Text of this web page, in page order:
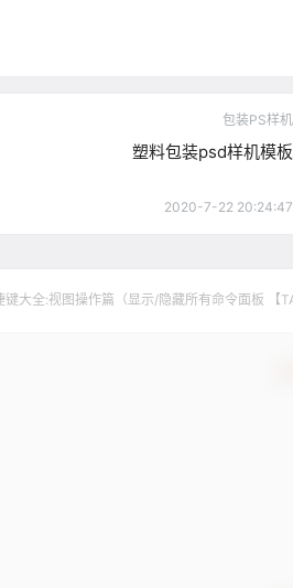
包装PS样机
塑料包装psd样机模板
2020-7-22 20:24:47
键大全:视图操作篇（显示/隐藏所有命令面板 【